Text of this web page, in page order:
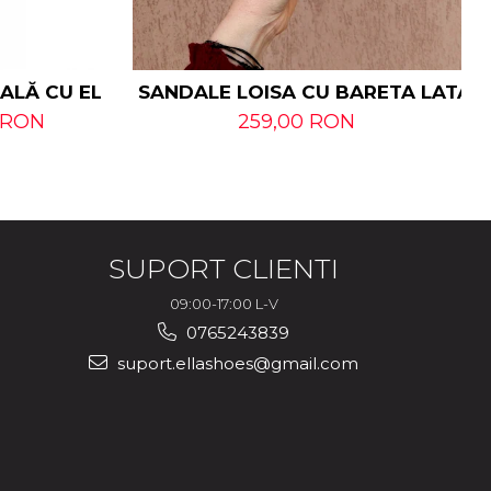
CU ELASTICSANDALE LOISA CU BARETA LATA
259,00 RON
SUPORT CLIENTI
09:00-17:00 L-V
0765243839
suport.ellashoes@gmail.com